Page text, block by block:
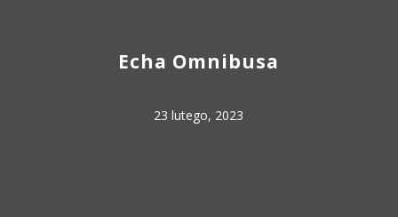
Echa Omnibusa
23 lutego, 2023